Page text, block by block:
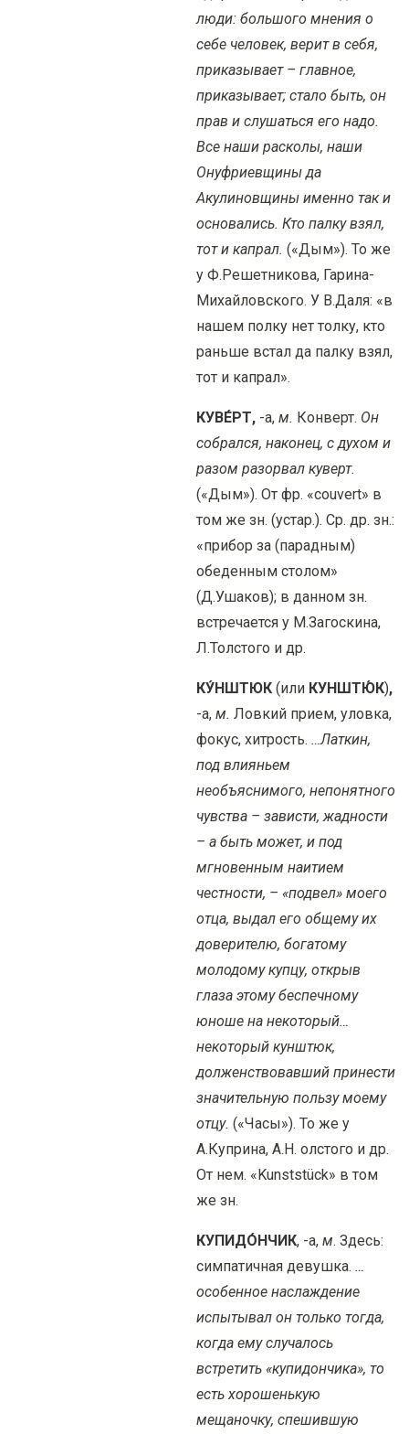
люди: большого мнения о
себе человек, верит в себя,
приказывает – главное,
приказывает; стало быть, он
прав и слушаться его надо.
Все наши расколы, наши
Онуфриевщины да
Акулиновщины именно так и
основались. Кто палку взял,
тот и капрал. («Дым»). То же
у Ф.Решетникова, Гарина-
Михайловского. У В.Даля: «в
нашем полку нет толку, кто
раньше встал да палку взял,
тот и капрал».
КУВЕ́РТ, -а, м. Конверт. Он
собрался, наконец, с духом и
разом разорвал куверт.
(«Дым»). От фр. «couvert» в
том же зн. (устар.). Ср. др. зн.:
«прибор за (парадным)
обеденным столом»
(Д.Ушаков); в данном зн.
встречается у М.Загоскина,
Л.Толстого и др.
КУ́НШТЮК (или КУНШТЮ́К),
-а, м. Ловкий прием, уловка,
фокус, хитрость. …Латкин,
под влияньем
необъяснимого, непонятного
чувства – зависти, жадности
– а быть может, и под
мгновенным наитием
честности, – «подвел» моего
отца, выдал его общему их
доверителю, богатому
молодому купцу, открыв
глаза этому беспечному
юноше на некоторый…
некоторый кунштюк,
долженствовавший принести
значительную пользу моему
отцу. («Часы»). То же у
А.Куприна, А.Н. олстого и др.
От нем. «Kunststück» в том
же зн.
КУПИДО́НЧИК, -а, м. Здесь:
симпатичная девушка. …
особенное наслаждение
испытывал он только тогда,
когда ему случалось
встретить «купидончика», то
есть хорошенькую
мещаночку, спешившую